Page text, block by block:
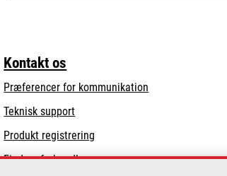
tab
Kontakt os
Præferencer for kommunikation
Teknisk supportopens
in
a
new
Produkt registrering
Find en forhandler